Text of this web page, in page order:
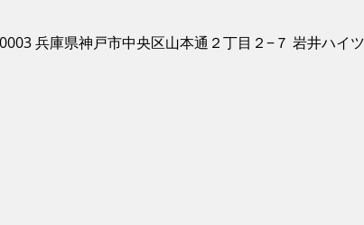
兵庫県神戸市中央区山本通２丁目２−７ 岩井ハイツ